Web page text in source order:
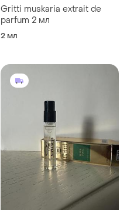
Gritti muskaria extrait de
parfum 2 мл
2 мл